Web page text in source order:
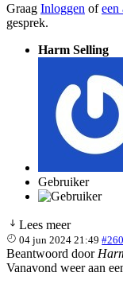
Graag Inloggen ofeen
gesprek.
Harm Selling
Gebruiker
Lees meer
04 jun 2024 21:49
Beantwoord door
Vanavond weer aan